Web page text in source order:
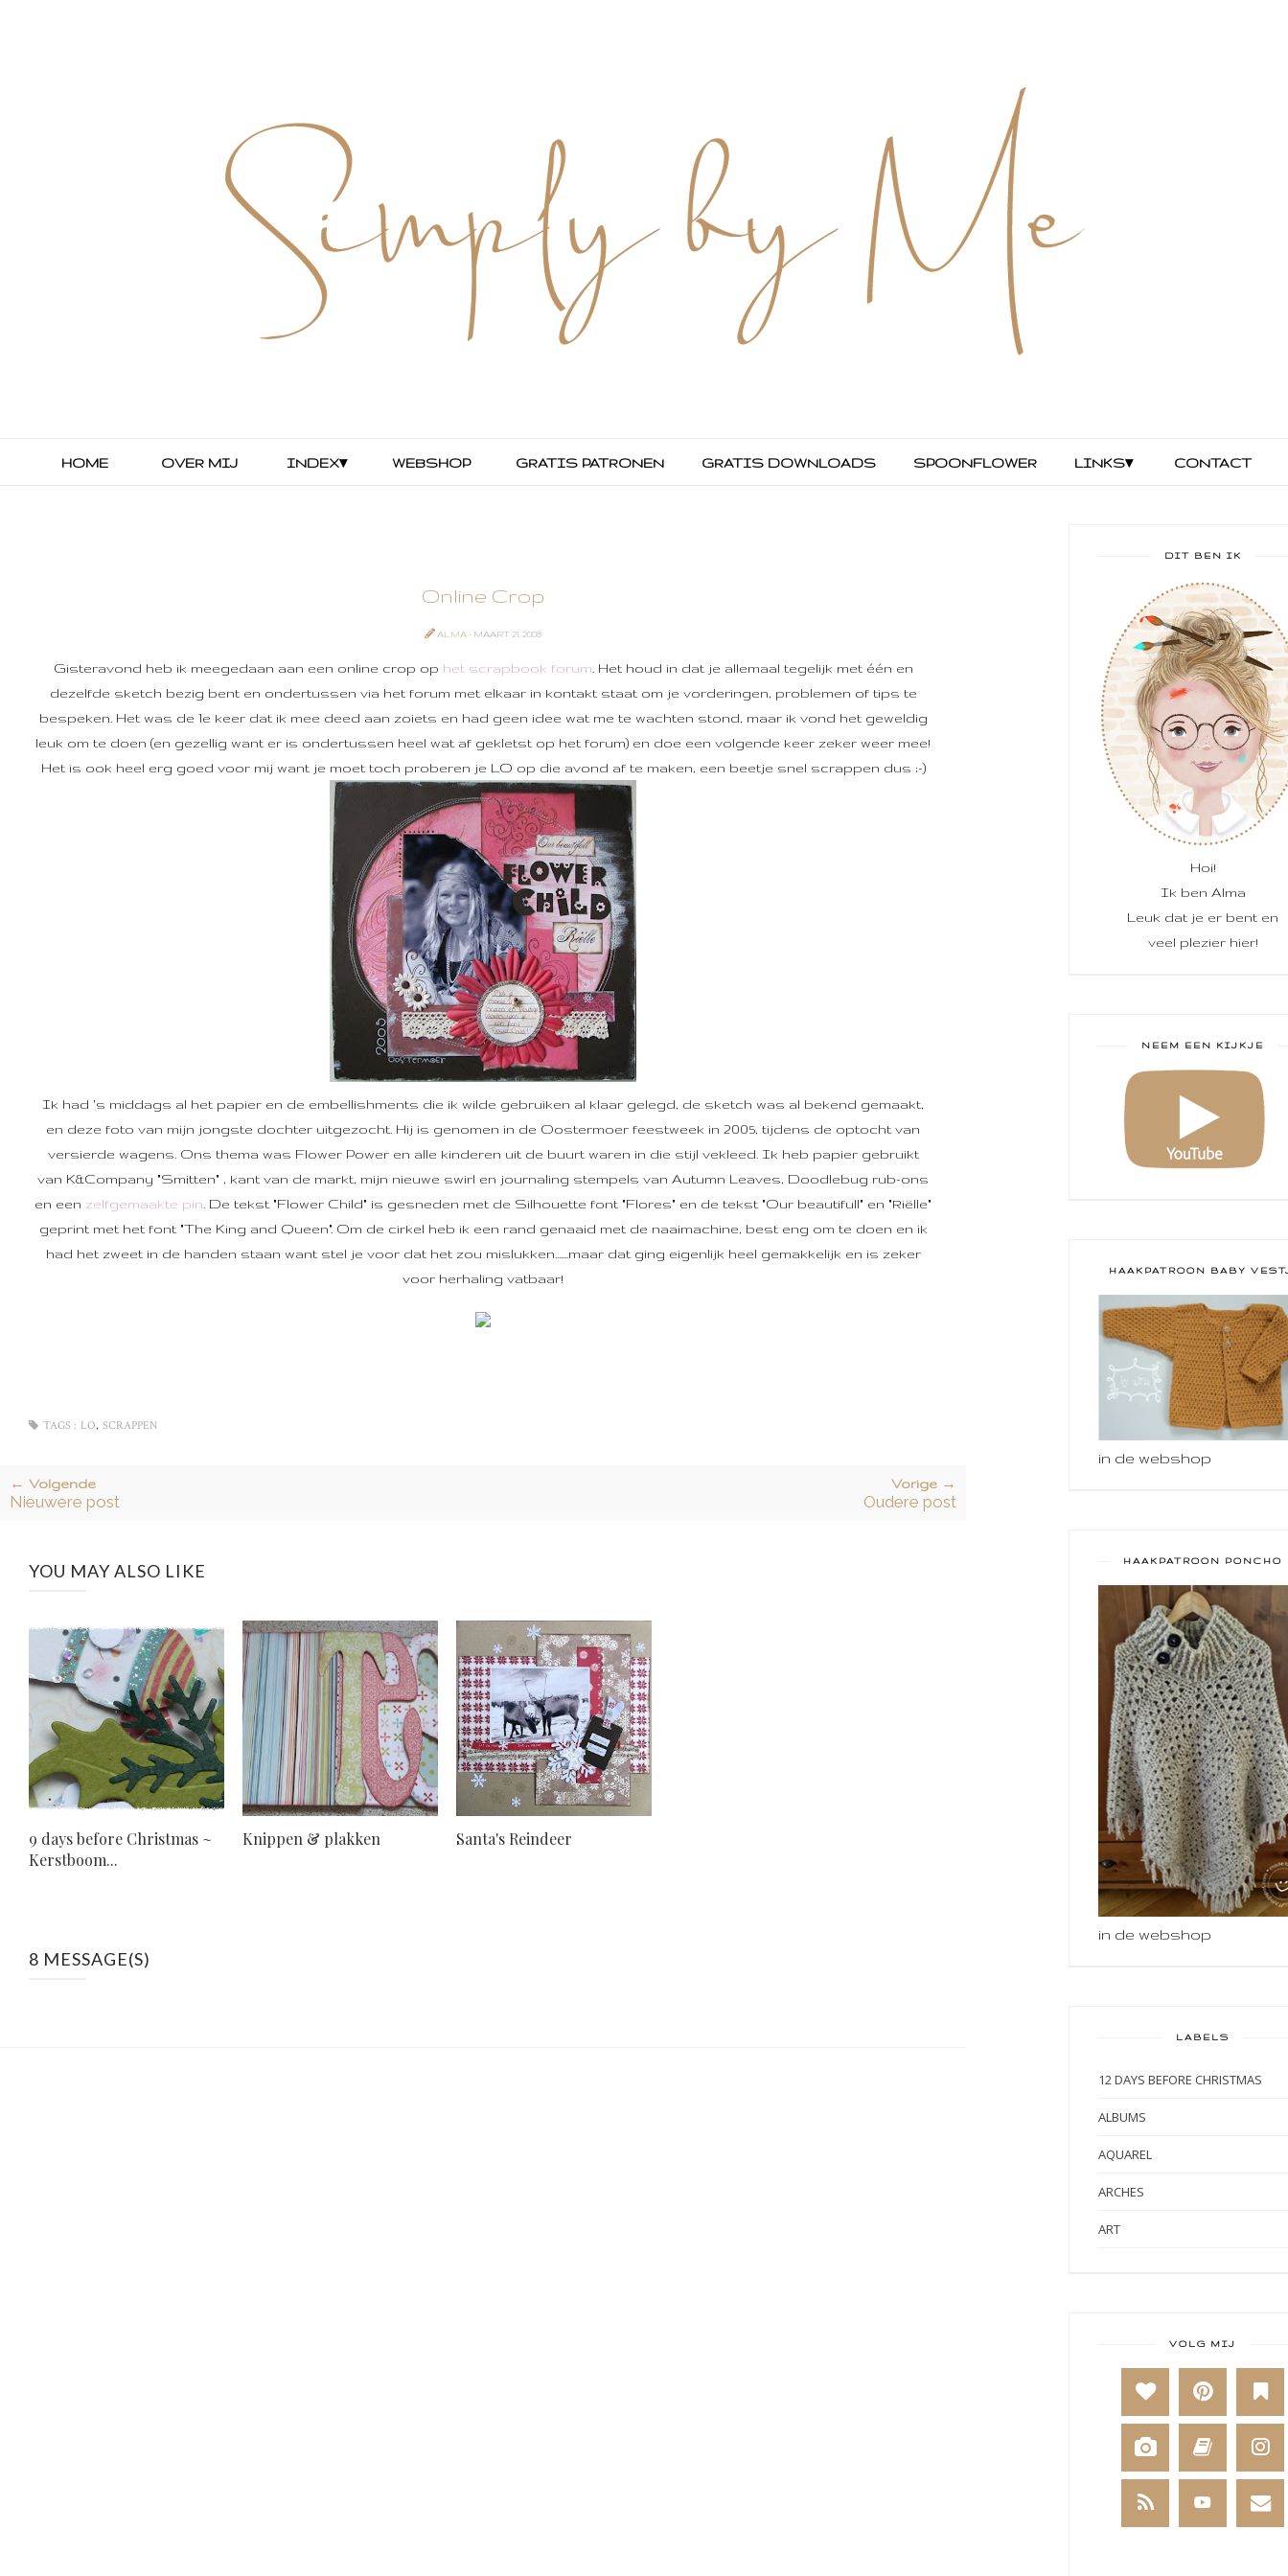
HOME OVER MIJ INDEX▾ WEBSHOP GRATIS PATRONEN GRATIS DOWNLOADS SPOONFLOWER LINKS▾ CONTACT
Online Crop
ALMA - MAART 21, 2008
Gisteravond heb ik meegedaan aan een online crop op het scrapbook forum . Het houd in dat je allemaal tegelijk met één en
dezelfde sketch bezig bent en ondertussen via het forum met elkaar in kontakt staat om je vorderingen, problemen of tips te
bespeken. Het was de 1e keer dat ik mee deed aan zoiets en had geen idee wat me te wachten stond, maar ik vond het geweldig
leuk om te doen (en gezellig want er is ondertussen heel wat af gekletst op het forum) en doe een volgende keer zeker weer mee!
Het is ook heel erg goed voor mij want je moet toch proberen je LO op die avond af te maken, een beetje snel scrappen dus ;-)
Ik had 's middags al het papier en de embellishments die ik wilde gebruiken al klaar gelegd, de sketch was al bekend gemaakt,
en deze foto van mijn jongste dochter uitgezocht. Hij is genomen in de Oostermoer feestweek in 2005, tijdens de optocht van
versierde wagens. Ons thema was Flower Power en alle kinderen uit de buurt waren in die stijl vekleed. Ik heb papier gebruikt
van K&Company "Smitten" , kant van de markt, mijn nieuwe swirl en journaling stempels van Autumn Leaves, Doodlebug rub-ons
en een zelfgemaakte pin . De tekst "Flower Child" is gesneden met de Silhouette font "Flores" en de tekst "Our beautifull" en "Riëlle"
geprint met het font "The King and Queen". Om de cirkel heb ik een rand genaaid met de naaimachine, best eng om te doen en ik
had het zweet in de handen staan want stel je voor dat het zou mislukken.......maar dat ging eigenlijk heel gemakkelijk en is zeker
voor herhaling vatbaar!
TAGS : LO, SCRAPPEN
← Volgende
Nieuwere post
Vorige →
Oudere post
YOU MAY ALSO LIKE
9 days before Christmas ~
Kerstboom...
Knippen & plakken Santa's Reindeer
8 MESSAGE(S)
DIT BEN IK
Hoi!
Ik ben Alma
Leuk dat je er bent en
veel plezier hier!
NEEM EEN KIJKJE
HAAKPATROON BABY
in de webshop
HAAKPATROON PONCHO
in de webshop
LABELS
12 DAYS BEFORE CHRISTMAS
ALBUMS
AQUAREL
ARCHES
ART
BAKKEN
BEESTENBOEL
BOEKEN
BREIEN
BRUSHO
VOLG MIJ